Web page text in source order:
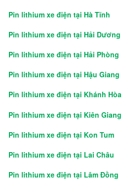
Pin lithium xe điện tại Hà Tĩnh
Pin lithium xe điện tại Hải Dương
Pin lithium xe điện tại Hải Phòng
Pin lithium xe điện tại Hậu Giang
Pin lithium xe điện tại Khánh Hòa
Pin lithium xe điện tại Kiên Giang
Pin lithium xe điện tại Kon Tum
Pin lithium xe điện tại Lai Châu
Pin lithium xe điện tại Lâm Đồng